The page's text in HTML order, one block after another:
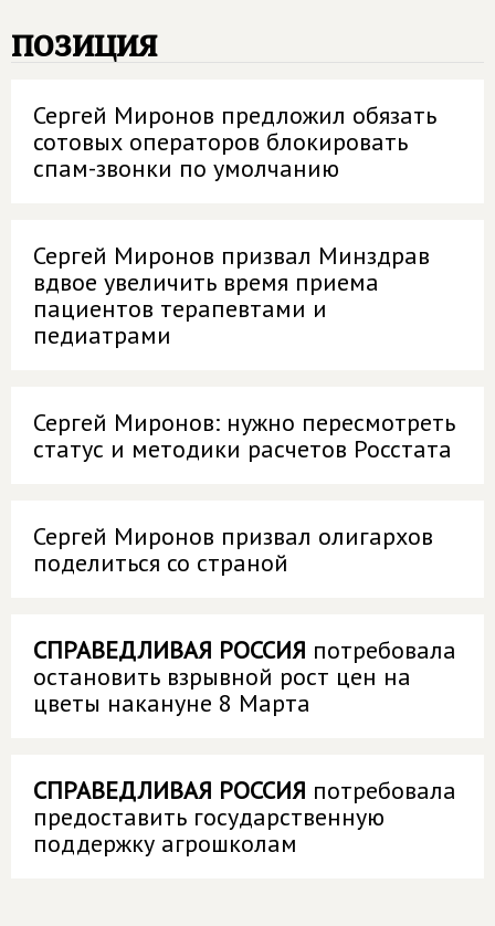
позиция
Сергей Миронов предложил обязать
сотовых операторов блокировать
спам-звонки по умолчанию
Сергей Миронов призвал Минздрав
вдвое увеличить время приема
пациентов терапевтами и
педиатрами
Сергей Миронов: нужно пересмотреть
статус и методики расчетов Росстата
Сергей Миронов призвал олигархов
поделиться со страной
СПРАВЕДЛИВАЯ РОССИЯ потребовала
остановить взрывной рост цен на
цветы накануне 8 Марта
СПРАВЕДЛИВАЯ РОССИЯ потребовала
предоставить государственную
поддержку агрошколам